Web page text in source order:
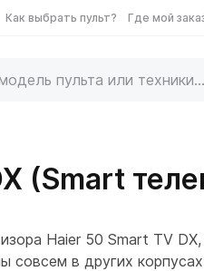
Как выбрать пульт? Где мой
(Smart
Haier 50 Smart TV
в других